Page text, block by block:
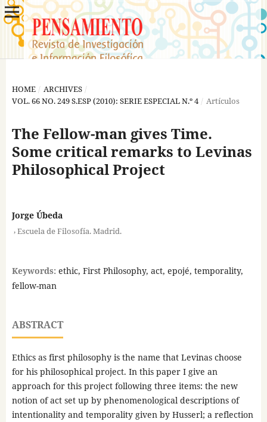
HOME / ARCHIVES /
VOL. 66 NO. 249 S.ESP (2010): SERIE ESPECIAL N.º 4 / Artículos
The Fellow-man gives Time.
Some critical remarks to Levinas
Philosophical Project
Jorge Úbeda
,Escuela de Filosofía. Madrid.
Keywords: ethic, First Philosophy, act, epojé, temporality,
fellow-man
ABSTRACT
Ethics as first philosophy is the name that Levinas choose
for his philosophical project. In this paper I give an
approach for this project following three items: the new
notion of act set up by phenomenological descriptions of
intentionality and temporality given by Husserl; a reflection